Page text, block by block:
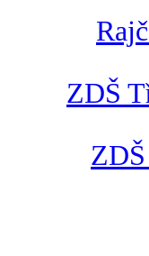
ZDŠ